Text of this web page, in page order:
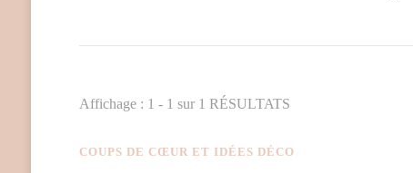
Affichage : 1 - 1 sur 1 RÉSULTATS
COUPS DE CŒUR ET IDÉES DÉCO